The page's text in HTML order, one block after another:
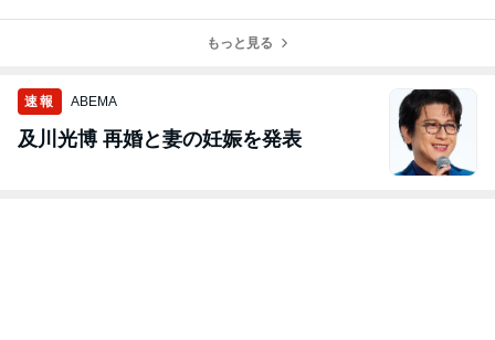
もっと見る
速報 ABEMA
及川光博 再婚と妻の妊娠を発表